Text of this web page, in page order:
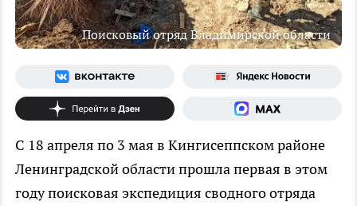
Поисковый отряд Владимирской области
С 18 апреля по 3 мая в Кингисеппском районе
Ленинградской области прошла первая в этом
году поисковая экспедиция сводного отряда